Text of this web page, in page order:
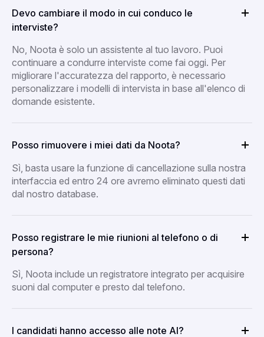
Devo cambiare il modo in cui conduco le
interviste?
No, Noota è solo un assistente al tuo lavoro. Puoi
continuare a condurre interviste come fai oggi. Per
migliorare l'accuratezza del rapporto, è necessario
personalizzare i modelli di intervista in base all'elenco di
domande esistente.
Posso rimuovere i miei dati da Noota?
Sì, basta usare la funzione di cancellazione sulla nostra
interfaccia ed entro 24 ore avremo eliminato questi dati
dal nostro database.
Posso registrare le mie riunioni al telefono o di
persona?
Sì, Noota include un registratore integrato per acquisire
suoni dal computer e presto dal telefono.
I candidati hanno accesso alle note AI?